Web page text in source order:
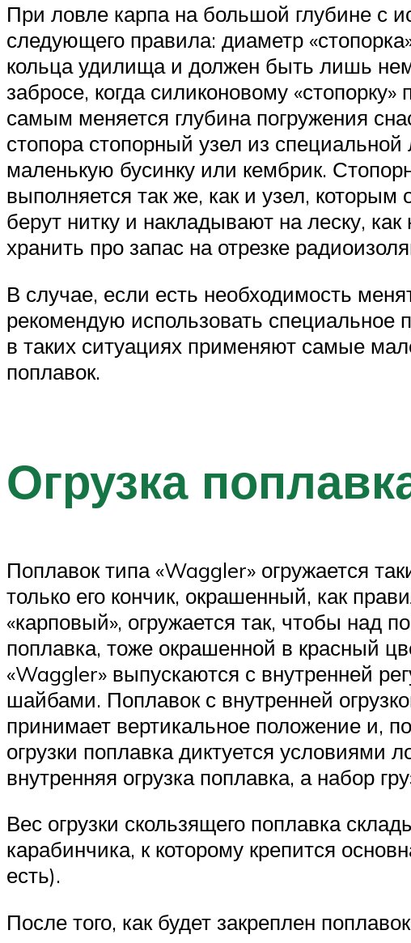
При ловле карпа на большой глубине с
следующего правила: диаметр
кольца удилища и должен быть лишь
забросе, когда силиконовому
самым меняется глубина погружения
стопора стопорный узел из
маленькую бусинку или кембрик.
выполняется так же, как и узел,
берут нитку и накладывают на леску,
хранить про запас на отрезке
В случае, если есть необходимость
рекомендую использовать
в таких ситуациях применяют самые
поплавок.
Огрузка
Поплавок типа «Waggler» огружается
только его кончик, окрашенный, как
«карповый», огружается так, чтобы над
поплавка, тоже окрашенной в красный
«Waggler» выпускаются с внутренней
шайбами. Поплавок с внутренней
принимает вертикальное положение и,
огрузки поплавка диктуется
внутренняя огрузка поплавка, а набор
Вес огрузки скользящего поплавка
карабинчика, к которому крепится
есть).
После того, как будет закреплен